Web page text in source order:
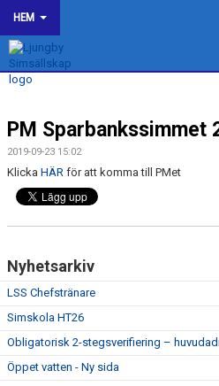
HEM
LJUNGBY SIMSÄLLSKAP
OM KLUBBEN
BILDGALLERI
KONTAKT
WEBSHOP
HJÄLP TILL I LJUNGBY SS
PM Sparbankssimmet
2019-09-23 15:02
Klicka HÄR för att komma till PMet
Nyhetsarkiv
LSS Chefstränare
Simskola HT26
Obligatorisk 2-stegsverifiering –
Öppet vatten - Ny sida